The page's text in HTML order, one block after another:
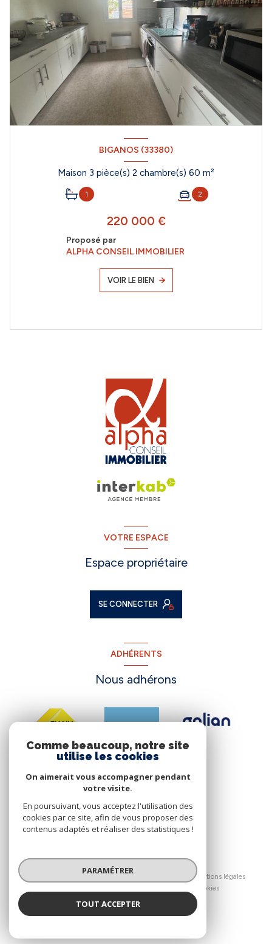
BIGANOS (33380)
Maison 3 pièce(s) 2 chambre(s) 60 m²
1 2
220 000 €
Proposé par
ALPHA CONSEIL IMMOBILIER
VOIR LE BIEN
VOTRE ESPACE
Espace propriétaire
SE CONNECTER
ADHÉRENTS
Nous adhérons
© 2026 | Tous droits réservés
Mentions légales
Cookies
Comme beaucoup, notre site
utilise les cookies
On aimerait vous accompagner pendant
votre visite.
En poursuivant, vous acceptez l'utilisation des
cookies par ce site, afin de vous proposer des
contenus adaptés et réaliser des statistiques !
PARAMÉTRER
TOUT ACCEPTER